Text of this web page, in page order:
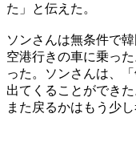
た」と伝えた。
ソンさんは無条件で
空港行きの車に乗っ
った。ソンさんは、
出てくることができ
また戻るかはもう少